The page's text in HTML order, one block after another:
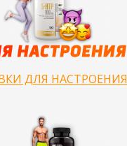
ДЛЯ НАСТРОЕНИЯ